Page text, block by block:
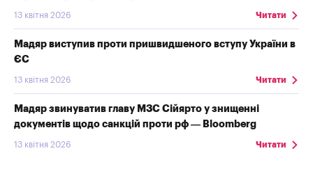
13 квітня 2026 Читати
Мадяр виступив проти пришвидшеного вступу України в
ЄС
13 квітня 2026 Читати
Мадяр звинуватив главу МЗС Сійярто у знищенні
документів щодо санкцій проти рф — Bloomberg
13 квітня 2026 Читати